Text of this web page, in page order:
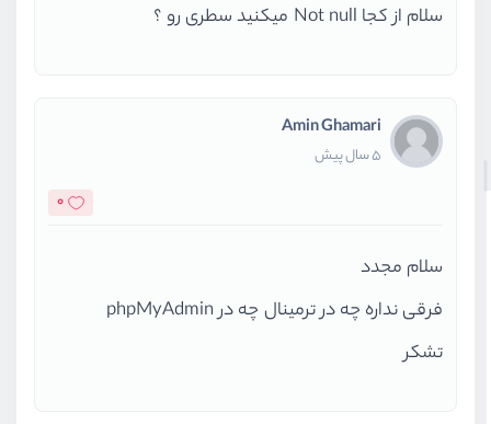
سلام از کجا Not null میکنید سطری رو ؟
Amin Ghamari
5 سال پیش
0
سلام مجدد
فرقی نداره چه در ترمینال چه در phpMyAdmin
تشکر